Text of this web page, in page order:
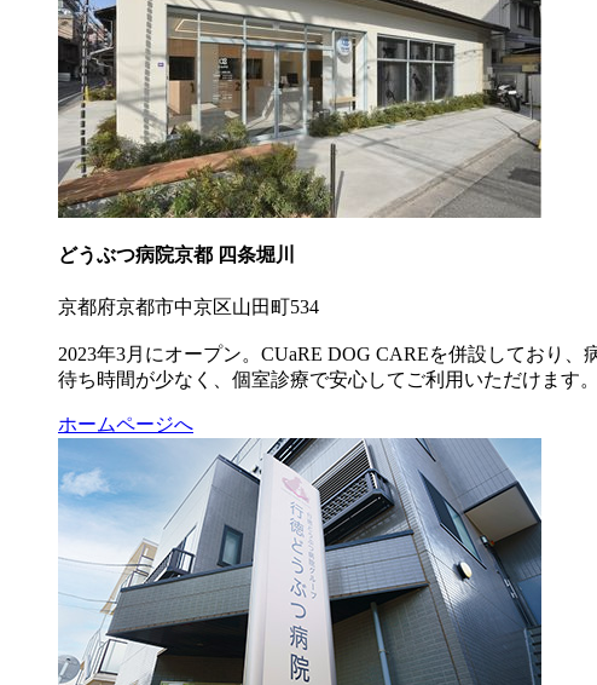
どうぶつ病院京都 四条堀川
京都府京都市中京区山田町534
2023年3月にオープン。CUaRE DOG CAREを併設しており
待ち時間が少なく、個室診療で安心してご利用いただけます。
ホームページへ